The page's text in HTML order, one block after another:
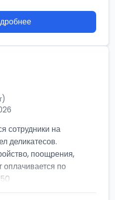
сотрудники на
деликатесов.
поощрения,
по